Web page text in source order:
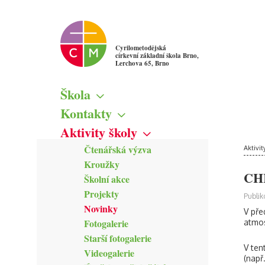
Cyrilometodějská
církevní základní škola Brno,
Lerchova 65, Brno
Škola
Školská rada
Žákovský parlament
Mapa
Kamerový systém
Kontakty
Škola
Vedení školy
Pedagogičtí pracovníci
Správní zaměstnanci
Zřizovatel školy
Aktivity školy
Čtenářská výzva
Kroužky
Školní akce
Projekty
Novinky
Fotogalerie
Starší fotogalerie
Videogalerie
V
V